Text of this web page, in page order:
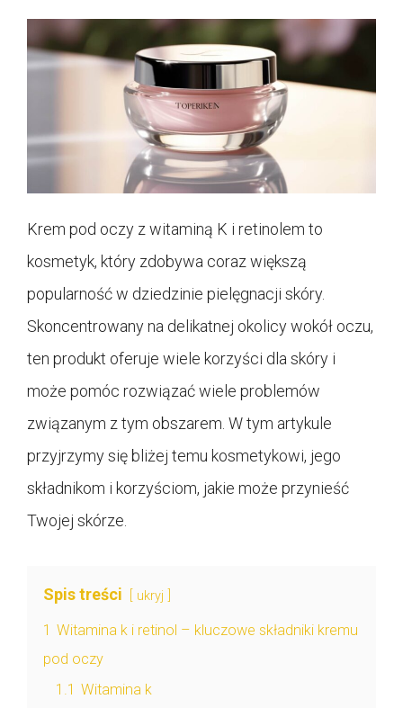
Krem pod oczy z witaminą K i retinolem to
kosmetyk, który zdobywa coraz większą
popularność w dziedzinie pielęgnacji skóry.
Skoncentrowany na delikatnej okolicy wokół oczu,
ten produkt oferuje wiele korzyści dla skóry i
może pomóc rozwiązać wiele problemów
związanym z tym obszarem. W tym artykule
przyjrzymy się bliżej temu kosmetykowi, jego
składnikom i korzyściom, jakie może przynieść
Twojej skórze.
Spis treści ukryj
1 Witamina k i retinol – kluczowe składniki kremu
pod oczy
1.1 Witamina k